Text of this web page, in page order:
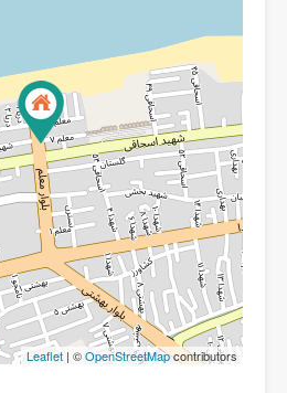
Leaflet | ©OpenStreetMapcontributors